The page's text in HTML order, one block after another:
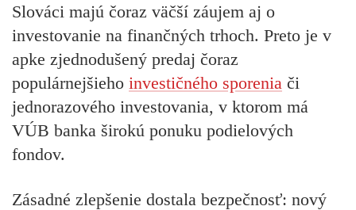
Slováci majú čoraz väčší záujem aj o
investovanie na finančných trhoch. Preto je v
apke zjednodušený predaj čoraz
populárnejšieho investičného sporenia či
jednorazového investovania, v ktorom má
VÚB banka širokú ponuku podielových
fondov.
Zásadné zlepšenie dostala bezpečnosť: nový